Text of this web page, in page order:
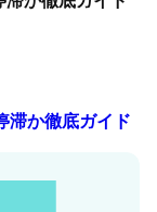
滞か徹底ガイド